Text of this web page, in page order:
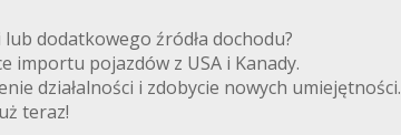
lub dodatkowego źródła dochodu?
importu pojazdów z USA i Kanady.
działalności i zdobycie nowych umiejętności.
teraz!